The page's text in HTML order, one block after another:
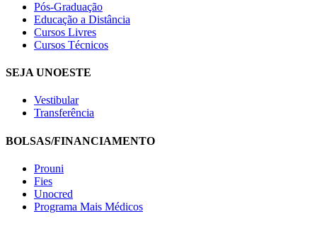
Pós-Graduação
Educação a Distância
Cursos Livres
Cursos Técnicos
SEJA UNOESTE
Vestibular
Transferência
BOLSAS/FINANCIAMENTO
Prouni
Fies
Unocred
Programa Mais Médicos